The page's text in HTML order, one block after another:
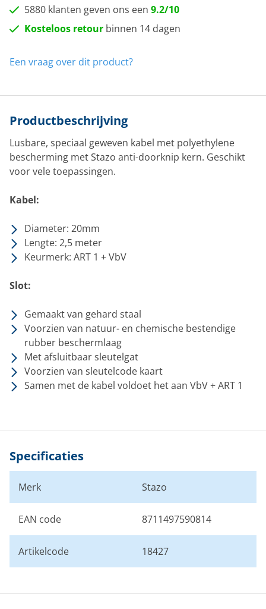
5880 klanten geven ons een 9.2/10
Kosteloos retour binnen 14 dagen
Een vraag over dit product?
Productbeschrijving
Lusbare, speciaal geweven kabel met polyethylene
bescherming met Stazo anti-doorknip kern. Geschikt
voor vele toepassingen.
Kabel:
Diameter: 20mm
Lengte: 2,5 meter
Keurmerk: ART 1 + VbV
Slot:
Gemaakt van gehard staal
Voorzien van natuur- en chemische bestendige
rubber beschermlaag
Met afsluitbaar sleutelgat
Voorzien van sleutelcode kaart
Samen met de kabel voldoet het aan VbV + ART 1
Specificaties
Merk Stazo
EAN code 8711497590814
Artikelcode 18427